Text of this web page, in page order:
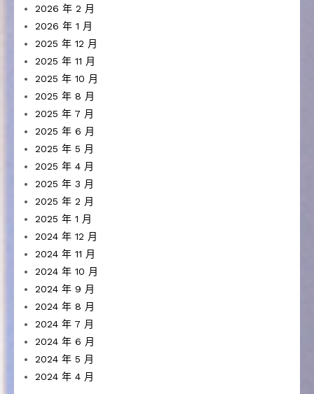
2026 年 2 月
2026 年 1 月
2025 年 12 月
2025 年 11 月
2025 年 10 月
2025 年 8 月
2025 年 7 月
2025 年 6 月
2025 年 5 月
2025 年 4 月
2025 年 3 月
2025 年 2 月
2025 年 1 月
2024 年 12 月
2024 年 11 月
2024 年 10 月
2024 年 9 月
2024 年 8 月
2024 年 7 月
2024 年 6 月
2024 年 5 月
2024 年 4 月